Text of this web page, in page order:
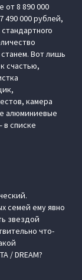
от 8 890 000
490 000 рублей,
Вот лишь
счастью,
камера
алюминиевые
списке
семей ему явно
звездой
что-
/ DREAM?